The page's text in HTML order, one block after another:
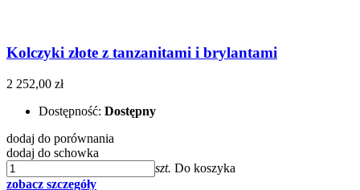
Kolczyki złote z tanzanitami i brylantami
2 252,00 zł
Dostępność: Dostępny
dodaj do porównania
dodaj do schowka
szt. Do koszyka
zobacz szczegóły